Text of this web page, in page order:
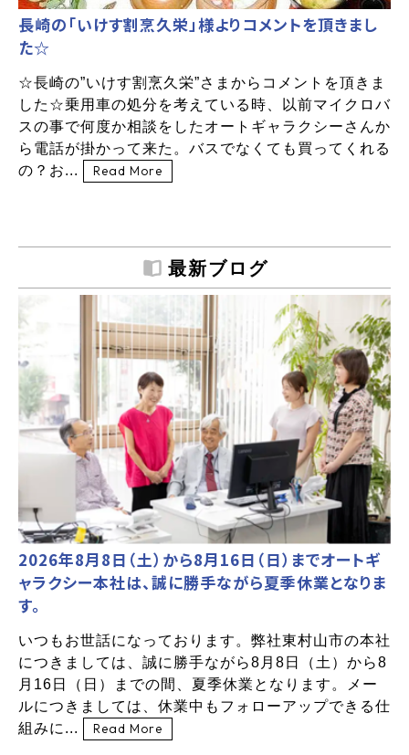
長崎の「いけす割烹久栄」様よりコメントを頂きまし
た☆
☆長崎の”いけす割烹久栄”さまからコメントを頂きま
した☆乗用車の処分を考えている時、以前マイクロバ
スの事で何度か相談をしたオートギャラクシーさんか
ら電話が掛かって来た。バスでなくても買ってくれる
の？お...
Read More
最新ブログ
2026年8月8日（土）から8月16日（日）までオートギ
ャラクシー本社は、誠に勝手ながら夏季休業となりま
す。
いつもお世話になっております。弊社東村山市の本社
につきましては、誠に勝手ながら8月8日（土）から8
月16日（日）までの間、夏季休業となります。メー
ルにつきましては、休業中もフォローアップできる仕
組みに...
Read More